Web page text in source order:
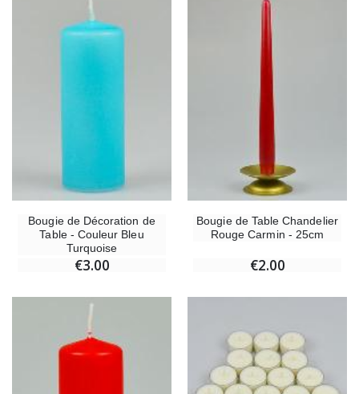
Bougie de Décoration de
Table - Couleur Bleu
Turquoise
€3.00
Bougie de Table Chandelier
Rouge Carmin - 25cm
€2.00